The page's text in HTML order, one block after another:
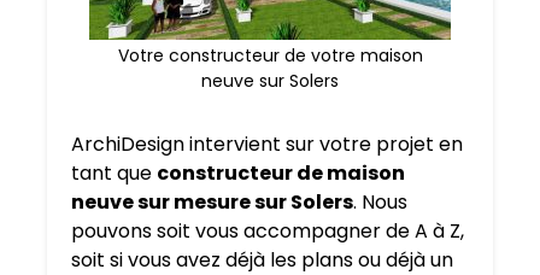
Votre constructeur de votre maison
neuve sur Solers
ArchiDesign intervient sur votre projet en
tant que constructeur de maison
neuve sur mesure surSolers. Nous
pouvons soit vous accompagner de A à Z,
soit si vous avez déjà les plans ou déjà un